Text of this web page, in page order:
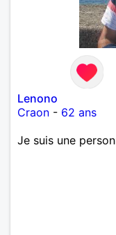
Lenono
Craon - 62 ans
Je suis une